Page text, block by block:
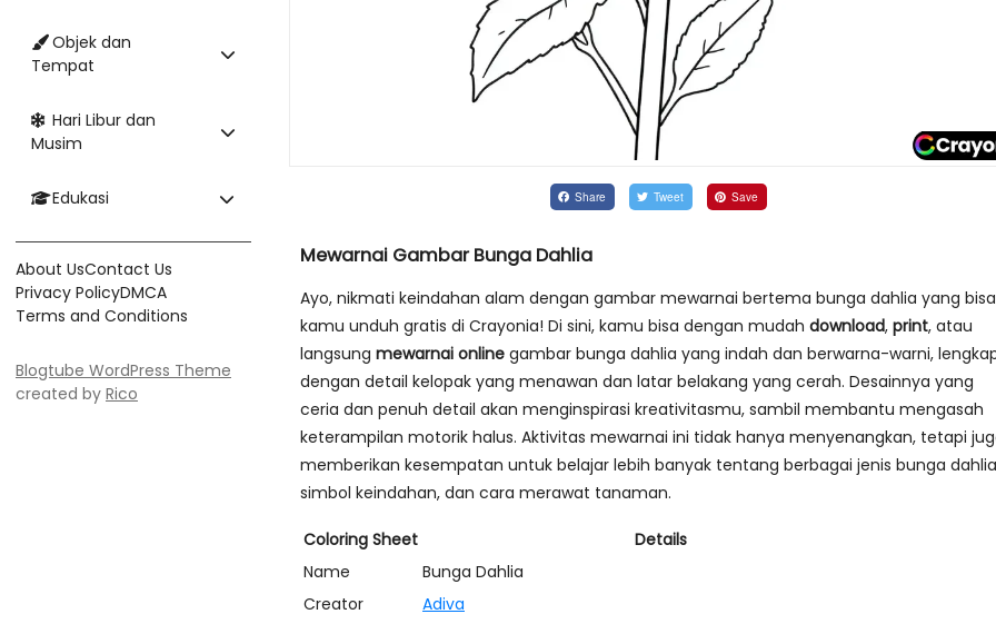
Objek dan
Tempat
Hari Libur dan
Musim
Edukasi
About UsContact Us
Privacy PolicyDMCA
Terms and Conditions
Blogtube WordPress Theme
created by Rico
Share Tweet Save
Mewarnai Gambar Bunga Dahlia
Ayo, nikmati keindahan alam dengan gambar mewarnai bertema bunga dahlia yang bisa
kamu unduh gratis di Crayonia! Di sini, kamu bisa dengan mudah download, print, atau
langsung mewarnai online gambar bunga dahlia yang indah dan berwarna-warni,
dengan detail kelopak yang menawan dan latar belakang yang cerah. Desainnya yang
ceria dan penuh detail akan menginspirasi kreativitasmu, sambil membantu mengasah
keterampilan motorik halus. Aktivitas mewarnai ini tidak hanya menyenangkan, tetapi
memberikan kesempatan untuk belajar lebih banyak tentang berbagai jenis bunga
simbol keindahan, dan cara merawat tanaman.
Coloring Sheet
Details
Name
Bunga Dahlia
Creator
Adiva